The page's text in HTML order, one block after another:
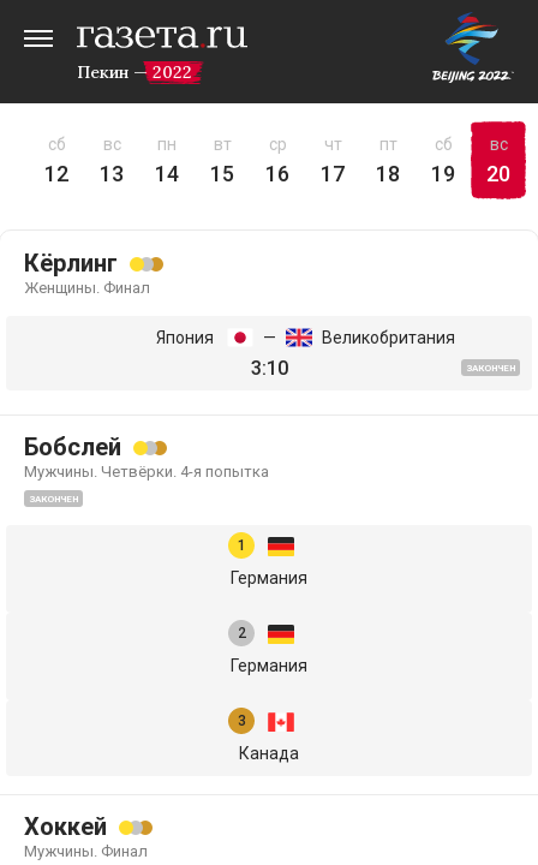
Пекин — 2022
сб
12
вс
13
пн
14
вт
15
ср
16
чт
17
пт
18
сб
19
вс
20
Кёрлинг
Женщины. Финал
Япония — Великобритания
3:10 ЗАКОНЧЕН
Бобслей
Мужчины. Четвёрки. 4-я попытка
ЗАКОНЧЕН
Германия
Германия
Канада
Хоккей
Мужчины. Финал